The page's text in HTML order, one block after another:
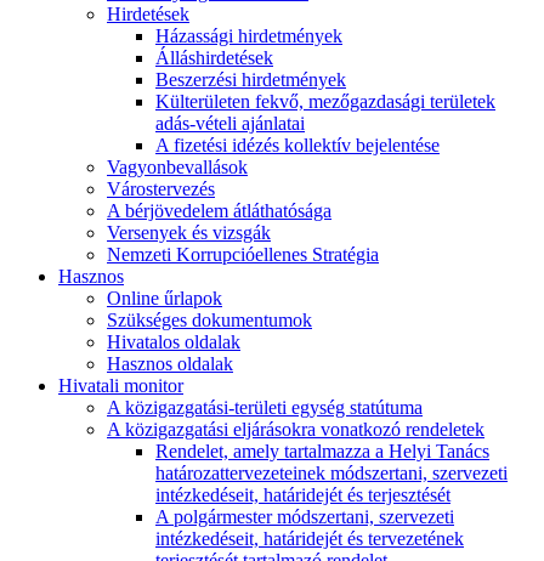
Hirdetések
Házassági hirdetmények
Álláshirdetések
Beszerzési hirdetmények
Külterületen fekvő, mezőgazdasági területek
adás-vételi ajánlatai
A fizetési idézés kollektív bejelentése
Vagyonbevallások
Várostervezés
A bérjövedelem átláthatósága
Versenyek és vizsgák
Nemzeti Korrupcióellenes Stratégia
Hasznos
Online űrlapok
Szükséges dokumentumok
Hivatalos oldalak
Hasznos oldalak
Hivatali monitor
A közigazgatási-területi egység statútuma
A közigazgatási eljárásokra vonatkozó rendeletek
Rendelet, amely tartalmazza a Helyi Tanács
határozattervezeteinek módszertani, szervezeti
intézkedéseit, határidejét és terjesztését
A polgármester módszertani, szervezeti
intézkedéseit, határidejét és tervezetének